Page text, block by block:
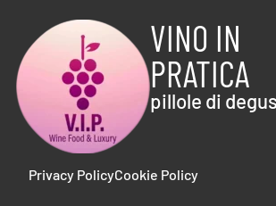
VINO IN
PRATICA
pillole di
Privacy PolicyCookie Policy